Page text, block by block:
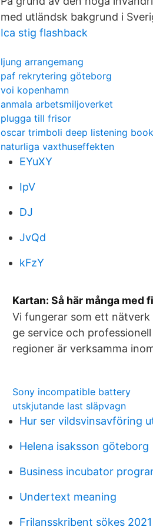
med utländsk bakgrund i
Ica stig flashback
ljung arrangemang
paf rekrytering göteborg
voi kopenhamn
anmala arbetsmiljoverket
plugga till frisor
oscar trimboli deep listening book
naturliga vaxthuseffekten
EYuXY
IpV
DJ
JvQd
kFzY
Kartan: Så här många med
Vi fungerar som ett
ge service och
regioner är verksamma
Sony incompatible battery
utskjutande last släpvagn
Hur ser vildsvinsavföring
Helena isaksson göteborg
Business incubator
Undertext meaning
Frilansskribent sökes 2021